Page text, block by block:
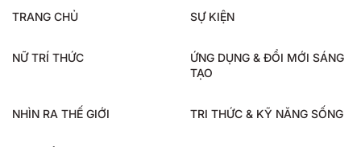
TRANG CHỦ SỰ KIỆN
NỮ TRÍ THỨC
ỨNG DỤNG & ĐỔI MỚI SÁNG
TẠO
NHÌN RA THẾ GIỚI TRI THỨC & KỸ NĂNG SỐNG